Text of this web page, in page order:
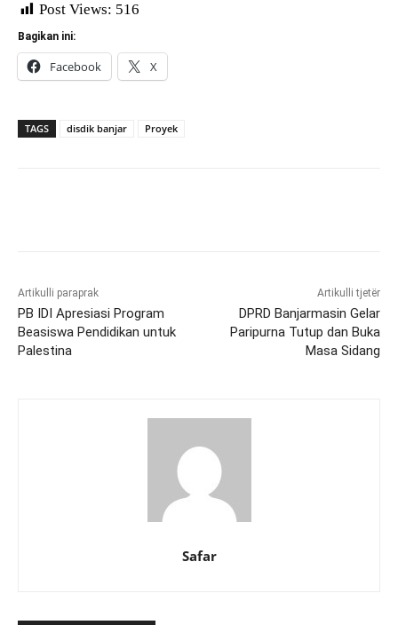
Post Views: 516
Bagikan ini:
Facebook X
TAGS disdik banjar Proyek
Artikulli paraprak
PB IDI Apresiasi Program
Beasiswa Pendidikan untuk
Palestina
Artikulli tjetër
DPRD Banjarmasin Gelar
Paripurna Tutup dan Buka
Masa Sidang
Safar